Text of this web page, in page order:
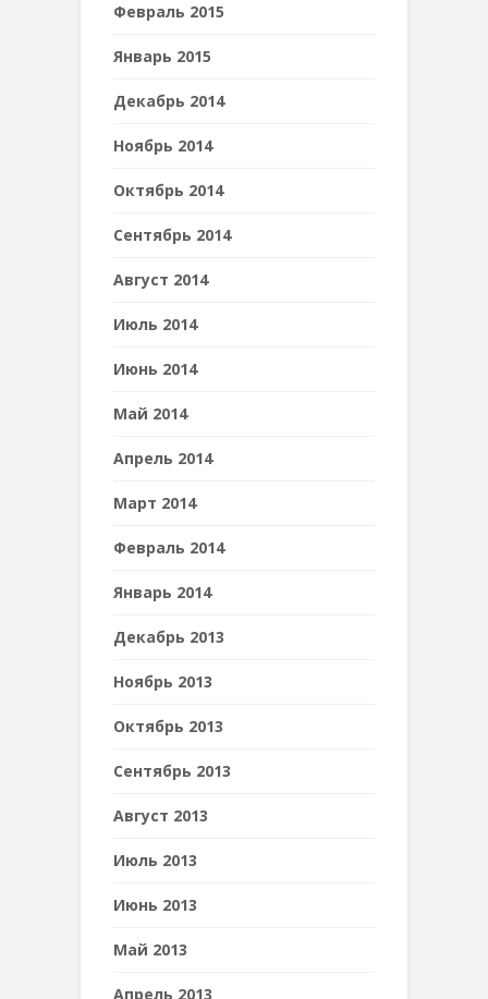
Февраль 2015
Январь 2015
Декабрь 2014
Ноябрь 2014
Октябрь 2014
Сентябрь 2014
Август 2014
Июль 2014
Июнь 2014
Май 2014
Апрель 2014
Март 2014
Февраль 2014
Январь 2014
Декабрь 2013
Ноябрь 2013
Октябрь 2013
Сентябрь 2013
Август 2013
Июль 2013
Июнь 2013
Май 2013
Апрель 2013